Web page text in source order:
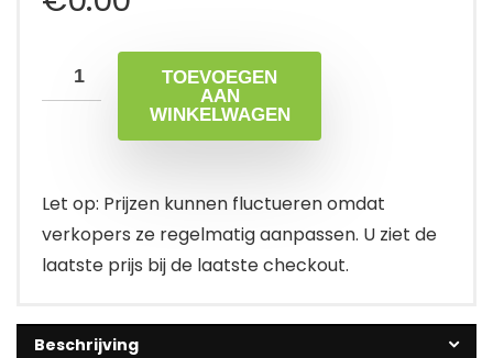
TOEVOEGEN
AAN
WINKELWAGEN
Let op: Prijzen kunnen fluctueren omdat
verkopers ze regelmatig aanpassen. U ziet de
laatste prijs bij de laatste checkout.
Beschrijving